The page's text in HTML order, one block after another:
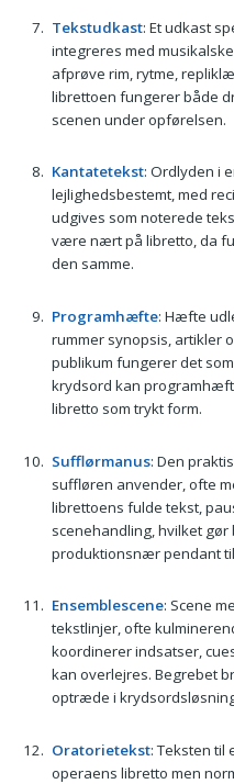
Tekstudkast: Et udkast
integreres med
afprøve rim, rytme,
librettoen fungerer både
scenen under opførelsen.
Kantatetekst: Ordlyden i
lejlighedsbestemt, med
udgives som noterede
være nært på libretto, da
den samme.
Programhæfte: Hæfte
rummer synopsis, artikler
publikum fungerer det
krydsord kan
libretto som trykt form.
Sufflørmanus: Den
suffløren anvender, ofte
librettoens fulde tekst,
scenehandling, hvilket
produktionsnær pendant
Ensemblescene: Scene
tekstlinjer, ofte
koordinerer indsatser,
kan overlejres. Begrebet
optræde i
Oratorietekst: Teksten til
operaens libretto men